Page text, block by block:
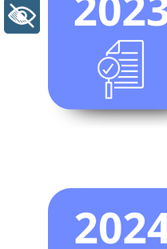
+ Acessibilidade